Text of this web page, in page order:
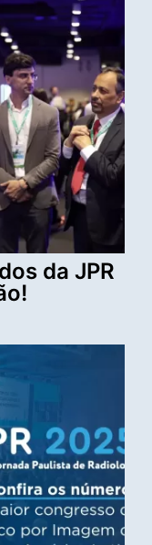
da JPR